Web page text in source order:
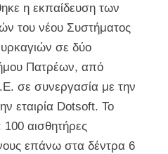
η εκπαίδευση των
του νέου Συστήματος
σε δύο
Πατρέων, από
σε συνεργασία με την
εταιρία Dotsoft. Το
αισθητήρες
επάνω στα δέντρα 6